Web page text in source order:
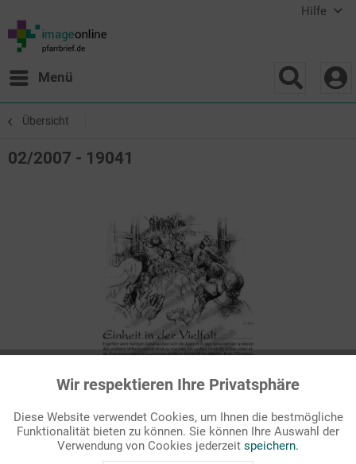
Hilfe
Menü
Übersicht
02/2007 - 19041
Passende Stichworte
Kirchenjahr, Pfingsten
Funktionale Aktiv
Marketing Inaktiv
Wir respektieren Ihre Privatsphäre
Diese Website verwendet Cookies, um Ihnen die bestmögliche
Funktionalität bieten zu können. Sie können Ihre Auswahl der
Verwendung von Cookies jederzeit speichern.